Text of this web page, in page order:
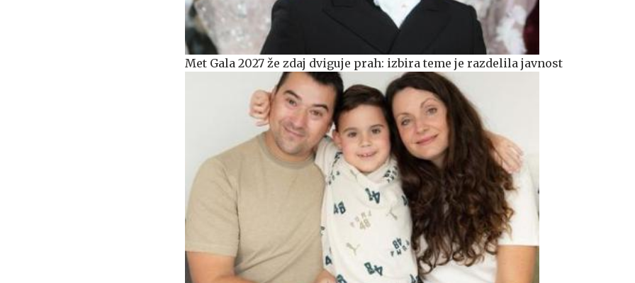
Met Gala 2027 že zdaj dviguje prah: izbira teme je razdelila javnost